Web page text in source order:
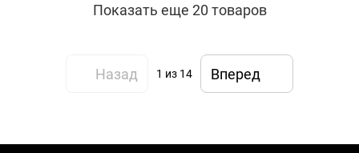
Показать еще 20 товаров
Назад 1 из 14 Вперед